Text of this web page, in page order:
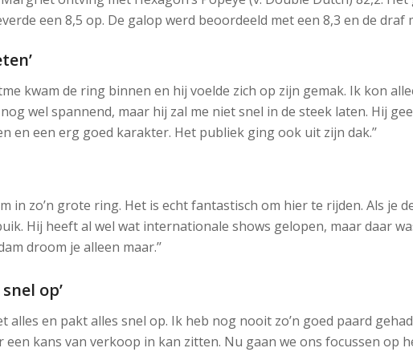
een 8,5 op. De galop werd beoordeeld met een 8,3 en de draf
kwam de ring binnen en hij voelde zich op zijn gemak. Ik kon
wel spannend, maar hij zal me niet snel in de steek laten. Hij
en een erg goed karakter. Het publiek ging ook uit zijn dak.’’
in zo’n grote ring. Het is echt fantastisch om hier te rijden. Als je
Hij heeft al wel wat internationale shows gelopen, maar daar
droom je alleen maar.’’
op’
alles en pakt alles snel op. Ik heb nog nooit zo’n goed paard
kans van verkoop in kan zitten. Nu gaan we ons focussen op